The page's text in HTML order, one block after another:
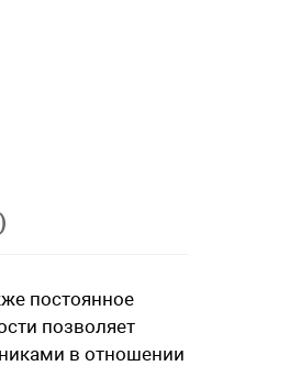
постоянное
позволяет
в отношении